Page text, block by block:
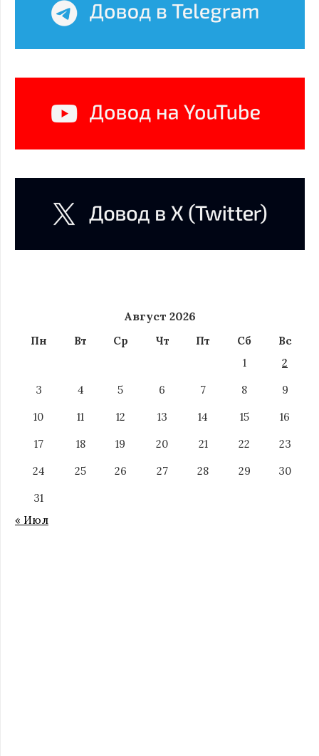
Август 2026
Пн Вт Ср Чт Пт Сб
Вс
1
2
3
4 5 6 7 8
9
10
11 12 13 14 15
16
17
18 19 20 21 22
23
24
25 26 27 28 29
30
31
« Июл